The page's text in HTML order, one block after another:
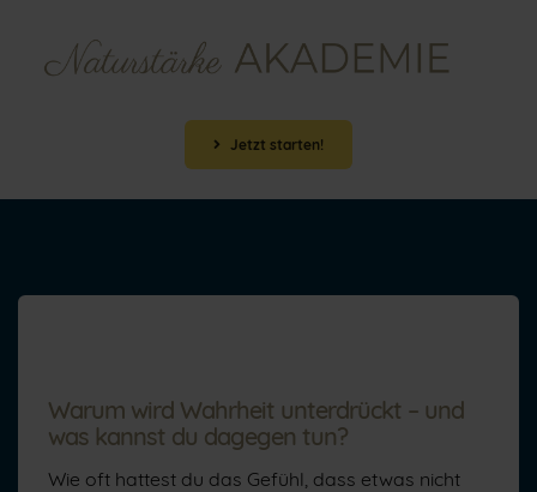
Jetzt starten!
Warum wird Wahrheit unterdrückt – und
was kannst du dagegen tun?
Wie oft hattest du das Gefühl, dass etwas nicht